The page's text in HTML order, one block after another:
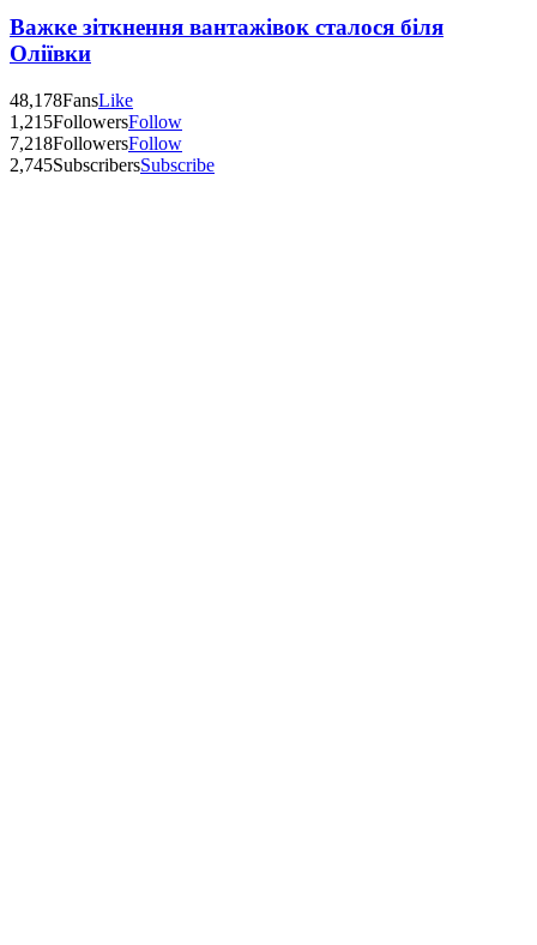
Важке зіткнення вантажівок сталося біля
Оліївки
48,178FansLike
1,215FollowersFollow
7,218FollowersFollow
2,745SubscribersSubscribe